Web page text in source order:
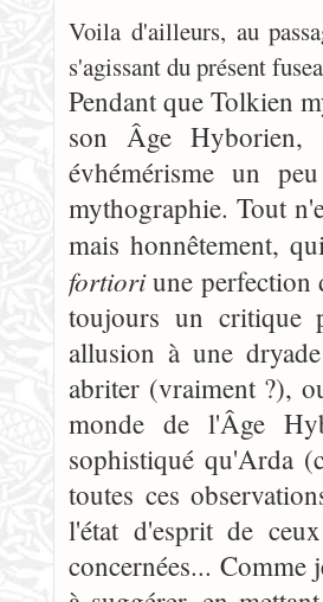
Voila d'ailleurs, au
s'agissant du présent
Pendant que Tolkien
son Âge Hyborien,
évhémérisme un
mythographie. Tout
mais honnêtement,
fortioriune perfection
toujours un critique
allusion à une
abriter (vraiment ?),
monde de l'Âge
sophistiqué qu'Arda
toutes ces
l'état d'esprit de
concernées... Comme